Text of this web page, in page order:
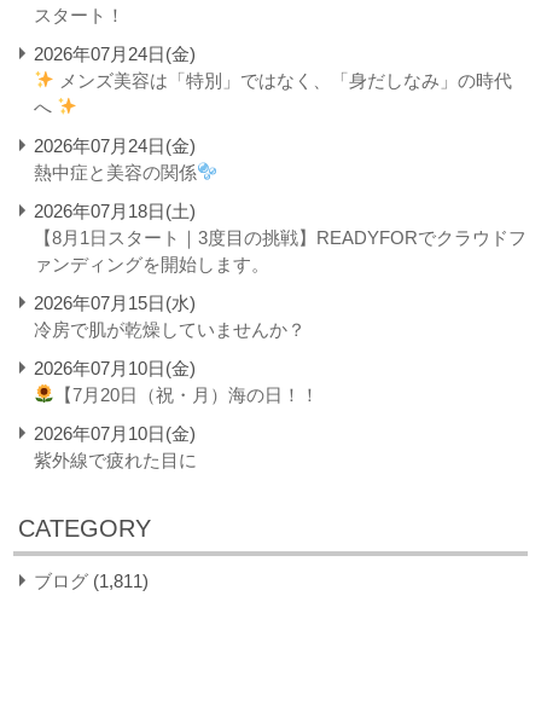
スタート！
2026年07月24日(金)
メンズ美容は「特別」ではなく、「身だしなみ」の時代
へ
2026年07月24日(金)
熱中症と美容の関係
2026年07月18日(土)
【8月1日スタート｜3度目の挑戦】READYFORでクラウドフ
ァンディングを開始します。
2026年07月15日(水)
冷房で肌が乾燥していませんか？
2026年07月10日(金)
【7月20日（祝・月）海の日！！
2026年07月10日(金)
紫外線で疲れた目に
CATEGORY
ブログ (1,811)